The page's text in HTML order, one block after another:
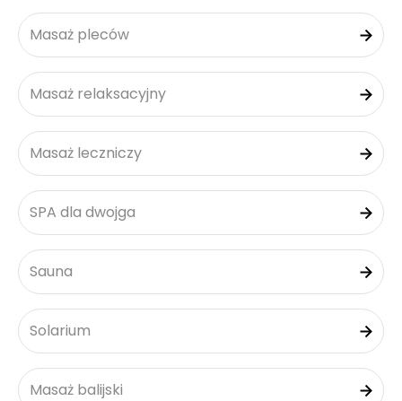
Masaż pleców
Masaż relaksacyjny
Masaż leczniczy
SPA dla dwojga
Sauna
Solarium
Masaż balijski